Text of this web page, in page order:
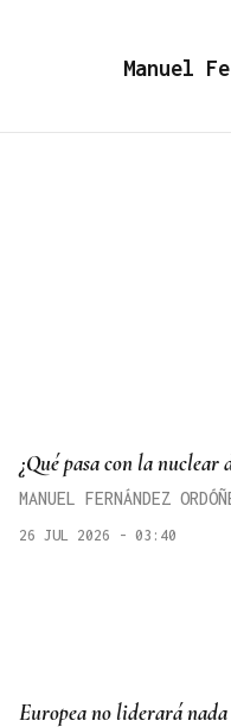
Manuel
¿Qué pasa con la nuclear
MANUEL FERNÁNDEZ
26 JUL 2026 - 03:40
Europea no liderará nada